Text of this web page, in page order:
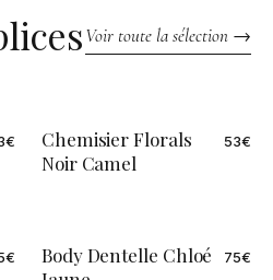
Voir toute la sélection →
€ ÉDITION LIMITÉE
Chemisier Florals
Noir Camel
53€
€
Body Dentelle Chloé
75€